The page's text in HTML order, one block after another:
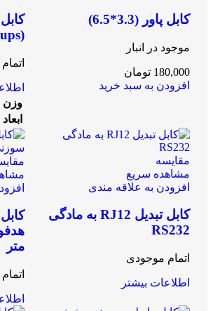
کابل پاور (3.3*6.5)
موجود در انبار
180,000 تومان
افزودن به سبد خرید
(ups)
وزن
ابعاد
مقایسه
مشاهده سریع
افزودن به علاقه مندی
کابل تبدیل RJ12 به مادگی
RS232
اتمام موجودی
اطلاعات بیشتر
متر